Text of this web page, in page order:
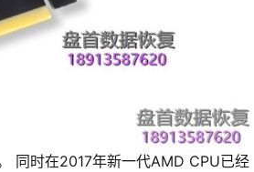
同时在2017年新一代AMD CPU已经